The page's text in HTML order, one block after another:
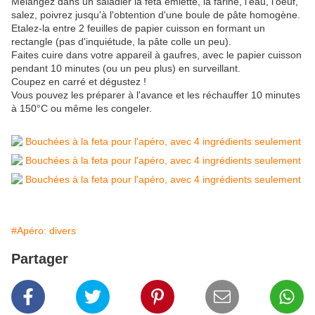
salez, poivrez jusqu'à l'obtention d'une boule de pâte homogène.
Etalez-la entre 2 feuilles de papier cuisson en formant un
rectangle (pas d'inquiétude, la pâte colle un peu).
Faites cuire dans votre appareil à gaufres, avec le papier cuisson
pendant 10 minutes (ou un peu plus) en surveillant.
Coupez en carré et dégustez !
Vous pouvez les préparer à l'avance et les réchauffer 10 minutes
à 150°C ou même les congeler.
#Apéro: divers
Partager